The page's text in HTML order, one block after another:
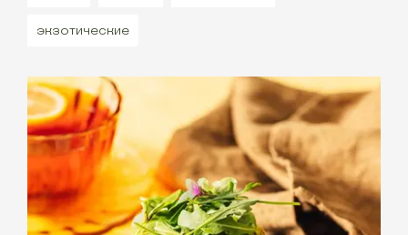
экзотические